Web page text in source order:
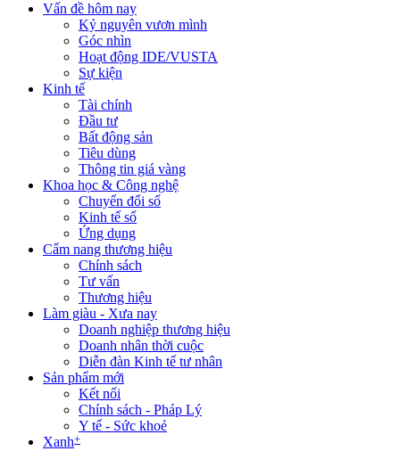
Vấn đề hôm nay
Kỷ nguyên vươn mình
Góc nhìn
Hoạt động IDE/VUSTA
Sự kiện
Kinh tế
Tài chính
Đầu tư
Bất động sản
Tiêu dùng
Thông tin giá vàng
Khoa học & Công nghệ
Chuyển đổi số
Kinh tế số
Ứng dụng
Cẩm nang thương hiệu
Chính sách
Tư vấn
Thương hiệu
Làm giàu - Xưa nay
Doanh nghiệp thương hiệu
Doanh nhân thời cuộc
Diễn đàn Kinh tế tư nhân
Sản phẩm mới
Kết nối
Chính sách - Pháp Lý
Y tế - Sức khoẻ
Xanh+